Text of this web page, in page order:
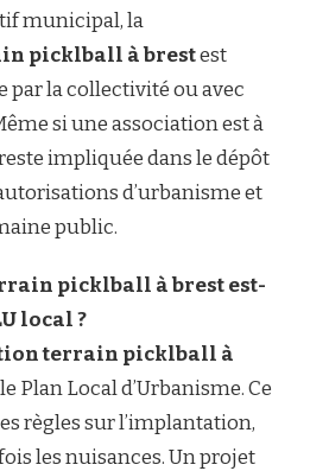
municipal, la
picklball à brestest
par la collectivité ou avec
si une association est à
impliquée dans le dépôt
d’urbanisme et
public.
picklball à brest est-
local ?
terrain picklball à
Plan Local d’Urbanisme. Ce
règles sur l’implantation,
les nuisances. Un projet